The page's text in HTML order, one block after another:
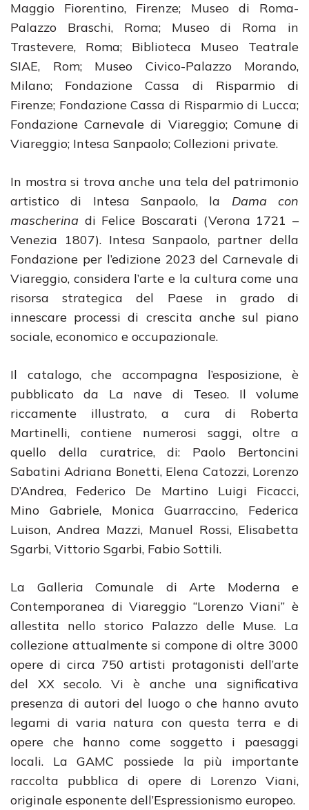
Maggio Fiorentino, Firenze; Museo di Roma-
Palazzo Braschi, Roma; Museo di Roma in
Trastevere, Roma; Biblioteca Museo Teatrale
SIAE, Rom; Museo Civico-Palazzo Morando,
Milano; Fondazione Cassa di Risparmio di
Firenze; Fondazione Cassa di Risparmio di Lucca;
Fondazione Carnevale di Viareggio; Comune di
Viareggio; Intesa Sanpaolo; Collezioni private.
In mostra si trova anche una tela del patrimonio
artistico di Intesa Sanpaolo, la Dama con
mascherina di Felice Boscarati (Verona 1721 –
Venezia 1807). Intesa Sanpaolo, partner della
Fondazione per l’edizione 2023 del Carnevale di
Viareggio, considera l’arte e la cultura come una
risorsa strategica del Paese in grado di
innescare processi di crescita anche sul piano
sociale, economico e occupazionale.
Il catalogo, che accompagna l’esposizione, è
pubblicato da La nave di Teseo. Il volume
riccamente illustrato, a cura di Roberta
Martinelli, contiene numerosi saggi, oltre a
quello della curatrice, di: Paolo Bertoncini
Sabatini Adriana Bonetti, Elena Catozzi, Lorenzo
D’Andrea, Federico De Martino Luigi Ficacci,
Mino Gabriele, Monica Guarraccino, Federica
Luison, Andrea Mazzi, Manuel Rossi, Elisabetta
Sgarbi, Vittorio Sgarbi, Fabio Sottili.
La Galleria Comunale di Arte Moderna e
Contemporanea di Viareggio “Lorenzo Viani” è
allestita nello storico Palazzo delle Muse. La
collezione attualmente si compone di oltre 3000
opere di circa 750 artisti protagonisti dell’arte
del XX secolo. Vi è anche una significativa
presenza di autori del luogo o che hanno avuto
legami di varia natura con questa terra e di
opere che hanno come soggetto i paesaggi
locali. La GAMC possiede la più importante
raccolta pubblica di opere di Lorenzo Viani,
originale esponente dell’Espressionismo europeo.